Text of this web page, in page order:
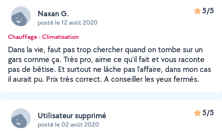
Naxan G.
posté le 12 août 2020
5/5
Chauffage - Climatisation
Dans la vie, faut pas trop chercher quand on tombe sur un
gars comme ça. Très pro, aime ce qu'il fait et vous raconte
pas de bêtise. Et surtout ne lâche pas l'affaire, dans mon cas
il aurait pu. Prix très correct. A conseiller les yeux fermés.
Utilisateur supprimé
posté le 02 août 2020
5/5